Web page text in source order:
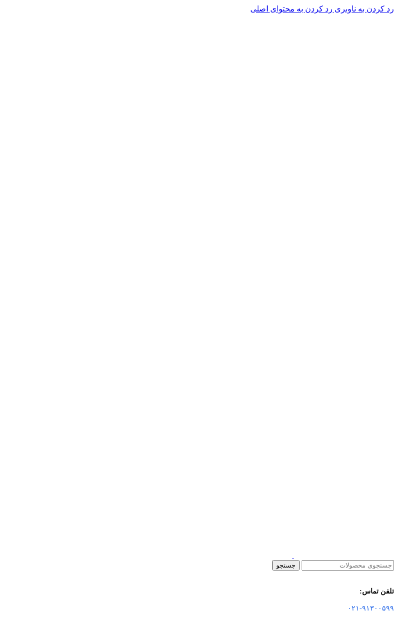
رد کردن به ناوبری رد کردن به محتوای اصلی
جستجو
تلفن تماس:
۰۲۱-۹۱۳۰۰۵۹۹